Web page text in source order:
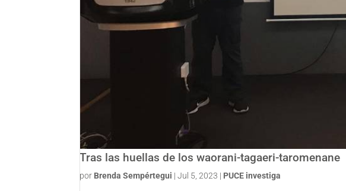
Tras las huellas de los waorani-tagaeri-taromenane
por Brenda Sempértegui |Jul 5, 2023 | PUCE investiga